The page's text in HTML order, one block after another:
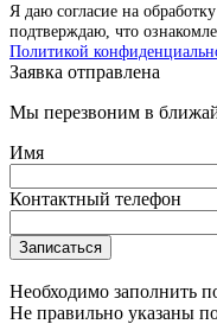
Я даю согласие на
подтверждаю, что
Политикой
Заявка отправлена
Мы перезвоним в
Имя
Контактный телефон
Записаться
Необходимо заполнить
Не правильно указаны